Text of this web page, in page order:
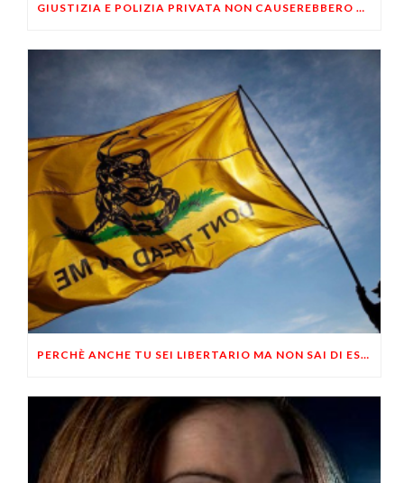
GIUSTIZIA E POLIZIA PRIVATA NON CAUSEREBBERO UNA GUERRA CIVILE?
PERCHÈ ANCHE TU SEI LIBERTARIO MA NON SAI DI ESSERLO